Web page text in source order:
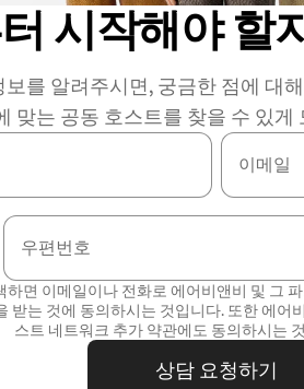
시작해야 할
보를 알려주시면, 궁금한 점에 대
맞는 공동 호스트를 찾을 수 있게
이메일
우편번호
하면 이메일이나 전화로 에어비앤비 및 그
받는 것에 동의하시는 것입니다. 또한 에어
스트 네트워크 추가 약관에도 동의하시는
상담 요청하기